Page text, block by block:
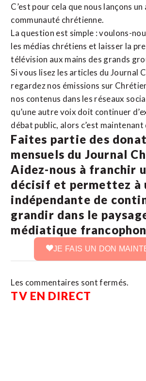
C’est pour cela que nous lançons un
communauté chrétienne.
La question est simple : voulons-
les médias chrétiens et laisser la
télévision aux mains des grands
Si vous lisez les articles du Journal
regardez nos émissions sur
nos contenus dans les réseaux
qu’une autre voix doit continuer
débat public, alors c’est maintenant
Faites partie des
mensuels du Journal
Aidez-nous à franchir
décisif et permettez à
indépendante de
grandir dans le
médiatique
JE FAIS UN DON
Les commentaires sont fermés.
TV EN DIRECT